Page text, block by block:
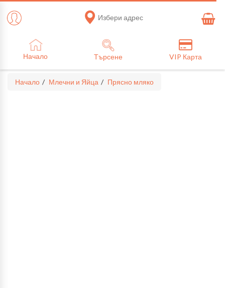
Избери адрес
Начало Търсене VIP Карта
Начало Млечни и Яйца Прясно мляко